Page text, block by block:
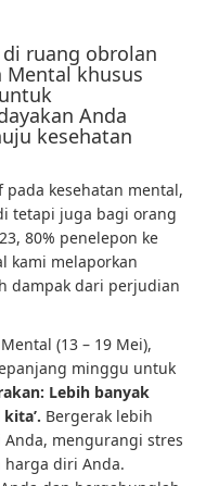
ruang obrolan
Mental khusus
Anda
kesehatan
kesehatan mental,
tetapi juga bagi orang
80% penelepon ke
kami melaporkan
dampak dari perjudian
(13 – 19 Mei),
minggu untuk
Lebih banyak
Bergerak lebih
mengurangi stres
harga diri Anda.